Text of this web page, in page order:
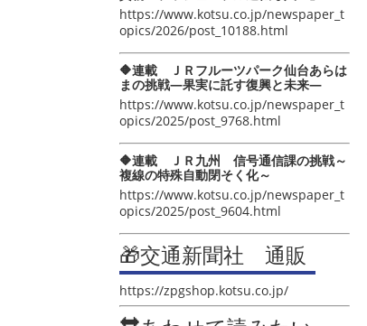
https://www.kotsu.co.jp/newspaper_t
opics/2026/post_10188.html
🔶連載 ＪＲフルーツパーク仙台あらは
まの挑戦―果実に託す復興と未来―
https://www.kotsu.co.jp/newspaper_t
opics/2025/post_9768.html
🔶連載 ＪＲ九州 信号通信課の挑戦～
複線の特殊自動閉そく化～
https://www.kotsu.co.jp/newspaper_t
opics/2025/post_9604.html
🎁交通新聞社 通販
https://zpgshop.kotsu.co.jp/